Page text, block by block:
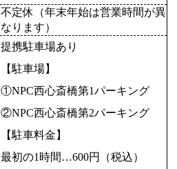
不定休（年末年始は営業時間が異
なります）
提携駐車場あり
【駐車場】
①NPC西心斎橋第1パーキング
②NPC西心斎橋第2パーキング
【駐車料金】
最初の1時間…600円（税込）